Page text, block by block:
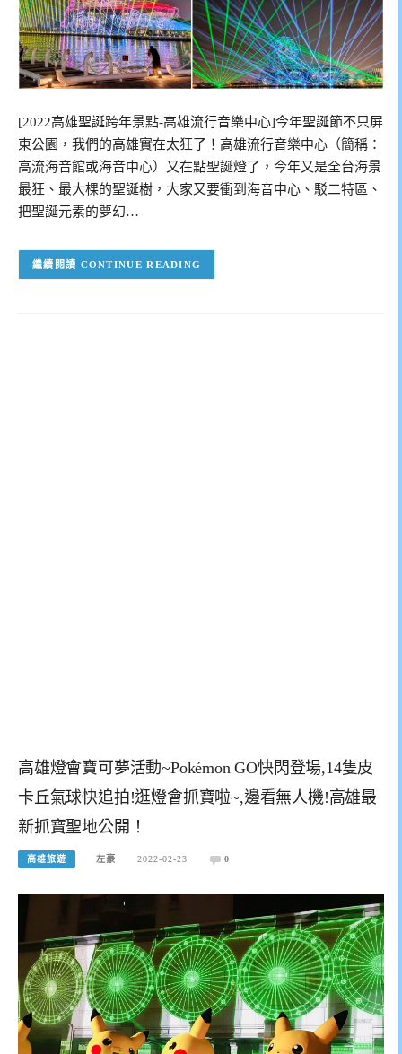
[2022高雄聖誕跨年景點-高雄流行音樂中心]今年聖誕節不只屏
東公園，我們的高雄實在太狂了！高雄流行音樂中心（簡稱：
高流海音館或海音中心）又在點聖誕燈了，今年又是全台海景
最狂、最大棵的聖誕樹，大家又要衝到海音中心、駁二特區、
把聖誕元素的夢幻…
CONTINUE READING
高雄燈會寶可夢活動~Pokémon GO快閃登場,14隻皮
卡丘氣球快追拍!逛燈會抓寶啦~,邊看無人機!高雄最
新抓寶聖地公開！
高雄旅遊 左豪 2022-02-23 0